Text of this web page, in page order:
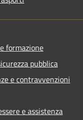
formazione
pubblica
e contravvenzioni
e assistenza